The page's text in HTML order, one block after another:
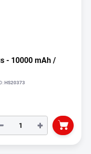
- 10000 mAh /
HS20373
+